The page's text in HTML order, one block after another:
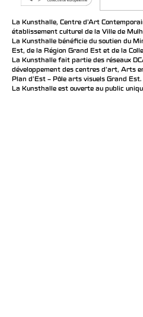
La Kunsthalle, Centre d’Art
établissement culturel de la Ville de
La Kunsthalle bénéficie du soutien du
Est, de la Région Grand Est et de la
La Kunsthalle fait partie des réseaux
développement des centres d'art, Arts
Plan d’Est – Pôle arts visuels Grand Est.
La Kunsthalle est ouverte au public